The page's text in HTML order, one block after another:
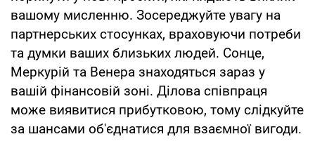
вашому мисленню. Зосереджуйте увагу на
партнерських стосунках, враховуючи потреби
та думки ваших близьких людей. Сонце,
Меркурій та Венера знаходяться зараз у
вашій фінансовій зоні. Ділова співпраця
може виявитися прибутковою, тому слідкуйте
за шансами об'єднатися для взаємної вигоди.